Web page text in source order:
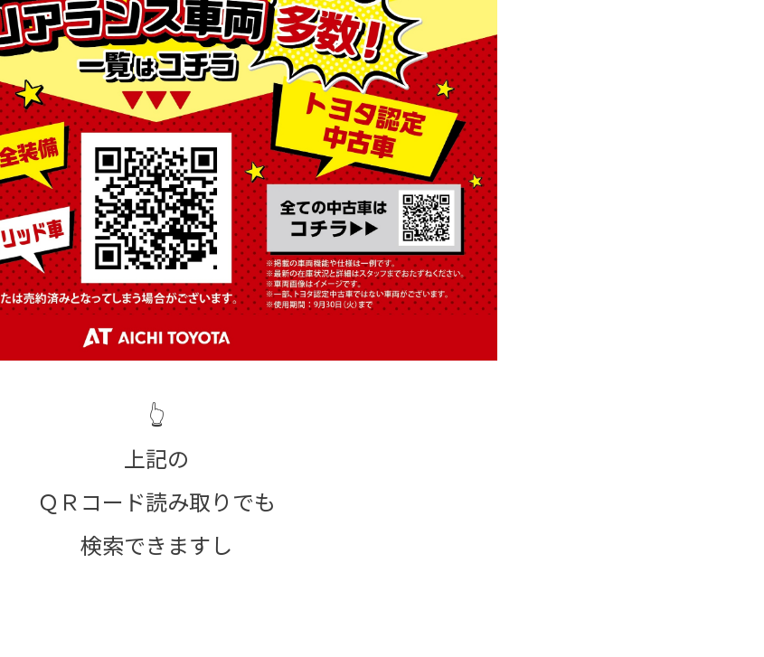
👆
上記の
ＱＲコード読み取りでも
検索できますし